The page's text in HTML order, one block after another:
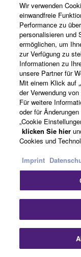
Einfach
Erweiterte
Das neuste
hochauflösendes
enthält außerdem
welche die
Modus sowie das
unterstützt acht
Wir verwenden
einwandfreie
Performance zu
personalisieren und
ermöglichen, um
zur Verfügung zu
Informationen zu
unsere Partner für
Mit einem Klick auf
der Verwendung
Für weitere
oder für
„Cookie
klicken Sie hier
Cookies und
Imprint